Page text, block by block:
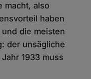
macht, also
haben
die meisten
der unsägliche
1933 muss